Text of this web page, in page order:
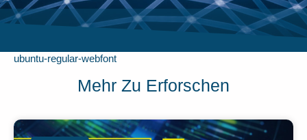
ubuntu-regular-webfont
Mehr Zu Erforschen